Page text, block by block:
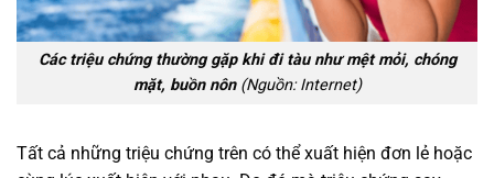
Các triệu chứng thường gặp khi đi tàu như mệt mỏi, chóng
mặt, buồn nôn(Nguồn: Internet)
Tất cả những triệu chứng trên có thể xuất hiện đơn lẻ hoặc